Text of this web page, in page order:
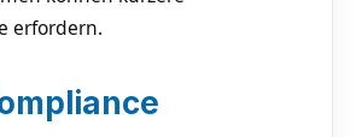
erfordern.